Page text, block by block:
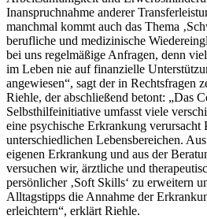
Inanspruchnahme anderer
manchmal kommt auch das Thema
berufliche und medizinische
bei uns regelmäßige Anfragen, denn
im Leben nie auf finanzielle
angewiesen“, sagt der in Rechtsfragen
Riehle, der abschließend betont: „Das
Selbsthilfeinitiative umfasst viele
eine psychische Erkrankung verursacht
unterschiedlichen Lebensbereichen.
eigenen Erkrankung und aus der
versuchen wir, ärztliche und
persönlicher ‚Soft Skills‘ zu erweitern
Alltagstipps die Annahme der
erleichtern“, erklärt Riehle.